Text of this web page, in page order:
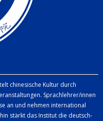
chinesische Kultur durch
Sprachlehrer/innen
an und nehmen international
stärkt das Institut die deutsch-